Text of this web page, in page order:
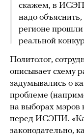
скажем, в
надо
регионе прошли
реальной
Политолог,
описывает схему
задумывались о
проблеме
на выборах мэров
перед ИСЭПИ.
законодательно,